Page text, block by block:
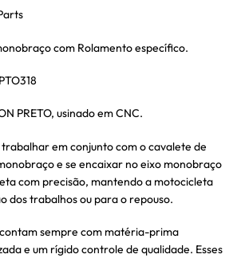
com Rolamento específico.
PRETO, usinado em CNC.
trabalhar em conjunto com o cavalete de
e se encaixar no eixo monobraço
com precisão, mantendo a motocicleta
dos trabalhos ou para o repouso.
contam sempre com matéria-prima
e um rígido controle de qualidade. Esses